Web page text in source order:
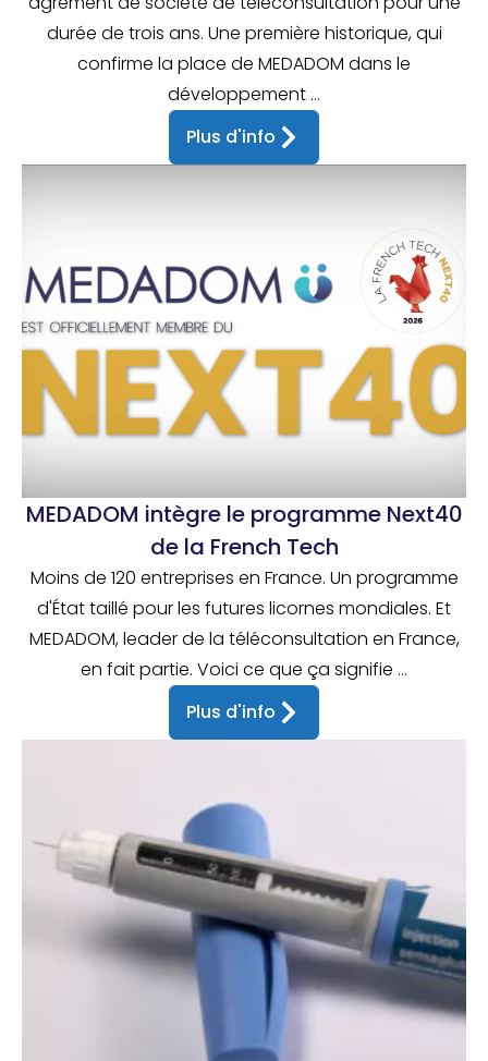
durée de trois ans. Une première historique, qui
confirme la place de MEDADOM dans le
développement ...
Plus d'info
MEDADOM intègre le programme Next40
de la French Tech
Moins de 120 entreprises en France. Un programme
d'État taillé pour les futures licornes mondiales. Et
MEDADOM, leader de la téléconsultation en France,
en fait partie. Voici ce que ça signifie ...
Plus d'info